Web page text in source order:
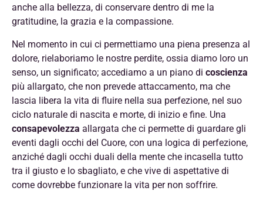
anche alla bellezza, di conservare dentro di me la
gratitudine, la grazia e la compassione.
Nel momento in cui ci permettiamo una piena presenza al
dolore, rielaboriamo le nostre perdite, ossia diamo loro un
senso, un significato; accediamo a un piano di coscienza
più allargato, che non prevede attaccamento, ma che
lascia libera la vita di fluire nella sua perfezione, nel suo
ciclo naturale di nascita e morte, di inizio e fine. Una
consapevolezza allargata che ci permette di guardare gli
eventi dagli occhi del Cuore, con una logica di perfezione,
anziché dagli occhi duali della mente che incasella tutto
tra il giusto e lo sbagliato, e che vive di aspettative di
come dovrebbe funzionare la vita per non soffrire.